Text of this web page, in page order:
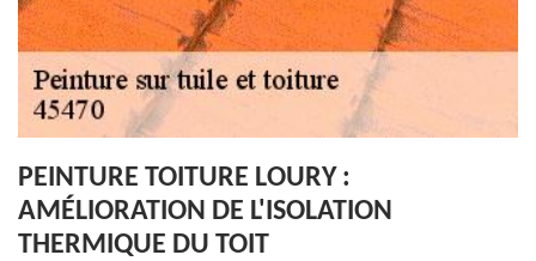
PEINTURE TOITURE LOURY :
AMÉLIORATION DE L'ISOLATION
THERMIQUE DU TOIT